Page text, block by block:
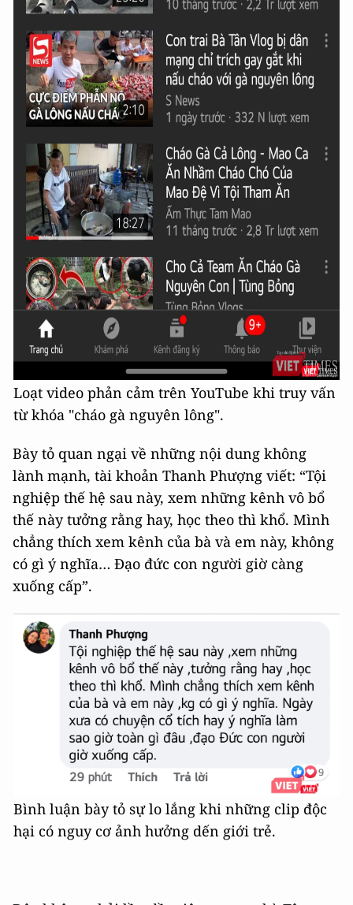
Loạt video phản cảm trên YouTube khi truy vấn
từ khóa "cháo gà nguyên lông".
Bày tỏ quan ngại về những nội dung không
lành mạnh, tài khoản Thanh Phượng viết: “Tội
nghiệp thế hệ sau này, xem những kênh vô bổ
thế này tưởng rằng hay, học theo thì khổ. Mình
chẳng thích xem kênh của bà và em này, không
có gì ý nghĩa… Đạo đức con người giờ càng
xuống cấp”.
Bình luận bày tỏ sự lo lắng khi những clip độc
hại có nguy cơ ảnh hưởng dến giới trẻ.